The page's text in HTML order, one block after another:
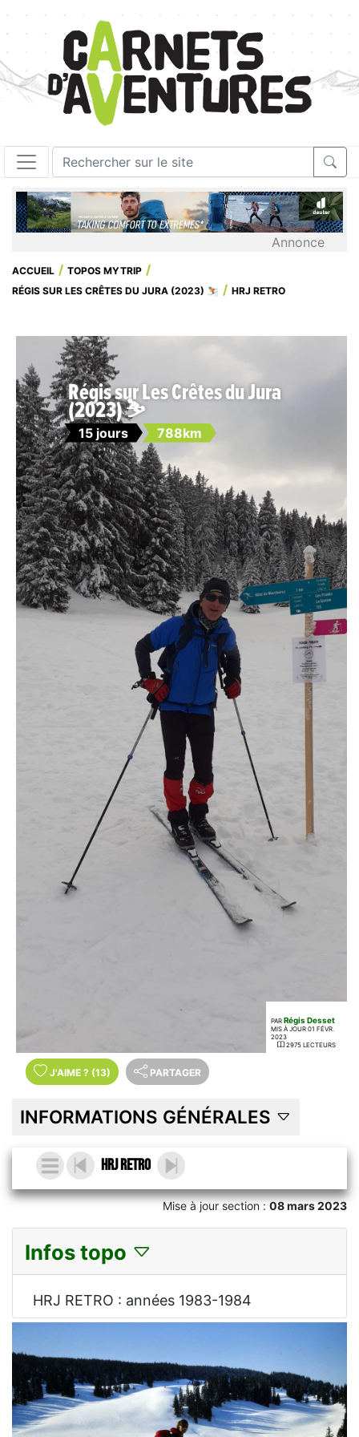
Annonce
ACCUEIL
TOPOS MYTRIP
RÉGIS SUR LES CRÊTES DU JURA (2023) ⛷️
HRJ RETRO
Régis sur Les Crêtes du Jura
(2023) ⛷️
15 jours 788km
PAR Régis Desset
MIS À JOUR 01 FÉVR.
2023
2975 LECTEURS
J'AIME ? (13) PARTAGER
INFORMATIONS GÉNÉRALES
HRJ RETRO
Mise à jour section : 08 mars 2023
Infos topo
HRJ RETRO : années 1983-1984